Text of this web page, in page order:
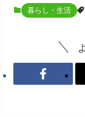
暮らし・生活